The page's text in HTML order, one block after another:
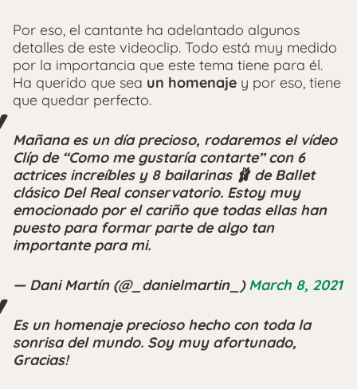
Por eso, el cantante ha adelantado algunos
detalles de este videoclip. Todo está muy medido
por la importancia que este tema tiene para él.
Ha querido que sea un homenaje y por eso, tiene
que quedar perfecto.
Mañana es un día precioso, rodaremos el vídeo
Clíp de “Como me gustaría contarte” con 6
actrices increíbles y 8 bailarinas 🩰 de Ballet
clásico Del Real conservatorio. Estoy muy
emocionado por el cariño que todas ellas han
puesto para formar parte de algo tan
importante para mi.
— Dani Martín (@_danielmartin_)March 8, 2021
Es un homenaje precioso hecho con toda la
sonrisa del mundo. Soy muy afortunado,
Gracias!